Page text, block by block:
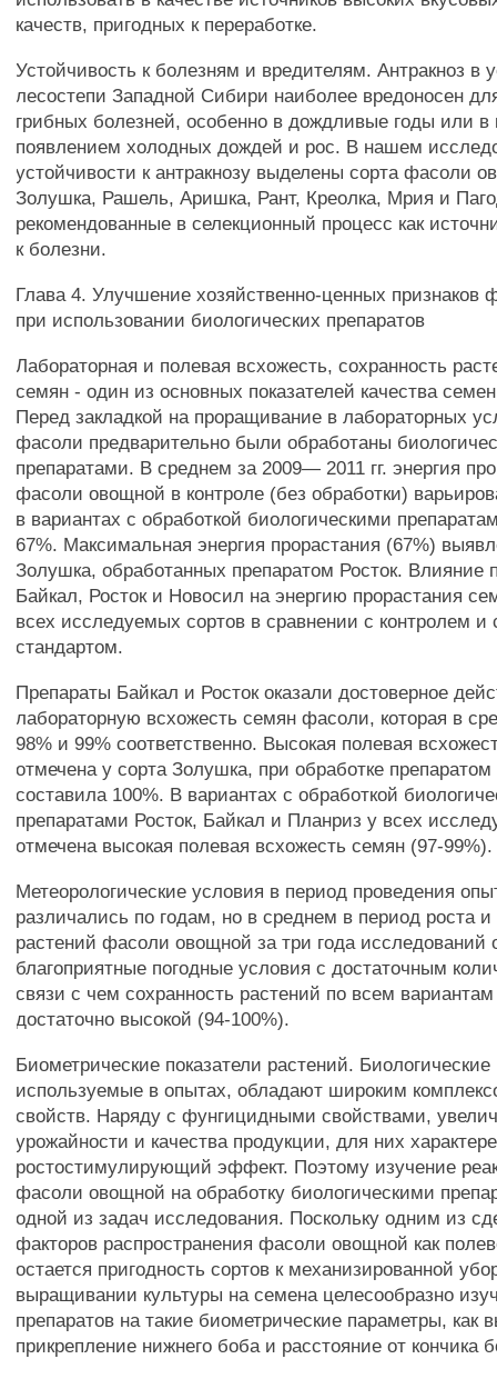
качеств, пригодных к переработке.
Устойчивость к болезням и вредителям. Антракноз в
лесостепи Западной Сибири наиболее вредоносен
грибных болезней, особенно в дождливые годы или в
появлением холодных дождей и рос. В нашем
устойчивости к антракнозу выделены сорта фасоли
Золушка, Рашель, Аришка, Рант, Креолка, Мрия и
рекомендованные в селекционный процесс как
к болезни.
Глава 4. Улучшение хозяйственно-ценных признаков
при использовании биологических препаратов
Лабораторная и полевая всхожесть, сохранность
семян - один из основных показателей качества
Перед закладкой на проращивание в лабораторных
фасоли предварительно были обработаны
препаратами. В среднем за 2009— 2011 гг. энергия
фасоли овощной в контроле (без обработки)
в вариантах с обработкой биологическими
67%. Максимальная энергия прорастания (67%)
Золушка, обработанных препаратом Росток. Влияние
Байкал, Росток и Новосил на энергию прорастания
всех исследуемых сортов в сравнении с контролем и
стандартом.
Препараты Байкал и Росток оказали достоверное
лабораторную всхожесть семян фасоли, которая в
98% и 99% соответственно. Высокая полевая
отмечена у сорта Золушка, при обработке
составила 100%. В вариантах с обработкой
препаратами Росток, Байкал и Планриз у всех
отмечена высокая полевая всхожесть семян (97-99%).
Метеорологические условия в период проведения
различались по годам, но в среднем в период роста и
растений фасоли овощной за три года исследований
благоприятные погодные условия с достаточным
связи с чем сохранность растений по всем
достаточно высокой (94-100%).
Биометрические показатели растений.
используемые в опытах, обладают широким
свойств. Наряду с фунгицидными свойствами,
урожайности и качества продукции, для них
ростостимулирующий эффект. Поэтому изучение
фасоли овощной на обработку биологическими
одной из задач исследования. Поскольку одним из
факторов распространения фасоли овощной как
остается пригодность сортов к механизированной
выращивании культуры на семена целесообразно
препаратов на такие биометрические параметры, как
прикрепление нижнего боба и расстояние от кончика